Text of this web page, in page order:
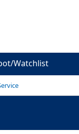
Watchlist